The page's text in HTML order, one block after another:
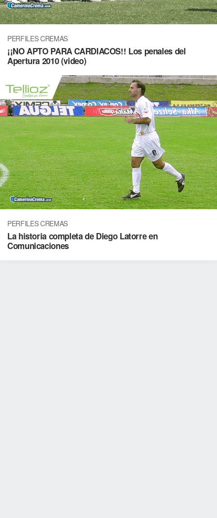
PERFILES CREMAS
¡¡NO APTO PARA CARDIACOS!! Los penales del
Apertura 2010 (video)
PERFILES CREMAS
La historia completa de Diego Latorre en
Comunicaciones